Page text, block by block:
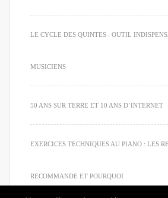
LE CYCLE DES QUINTES : OUTIL
MUSICIENS
50 ANS SUR TERRE ET 10 ANS D’INTERNET
EXERCICES TECHNIQUES AU PIANO : LES
RECOMMANDE ET POURQUOI